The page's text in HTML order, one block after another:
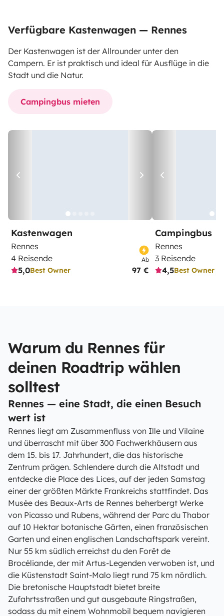
Verfügbare Kastenwagen — Rennes
Der Kastenwagen ist der Allrounder unter den
Campern. Er ist praktisch und ideal für Ausflüge in die
Stadt und die Natur.
Campingbus mieten
Kastenwagen
Rennes
4 Reisende
5,0Best Owner
Ab
97 €
Campingbus
Rennes
3 Reisende
4,5Best Owner
Warum du Rennes für
deinen Roadtrip wählen
solltest
Rennes — eine Stadt, die einen Besuch
wert ist
Rennes liegt am Zusammenfluss von Ille und Vilaine
und überrascht mit über 300 Fachwerkhäusern aus
dem 15. bis 17. Jahrhundert, die das historische
Zentrum prägen. Schlendere durch die Altstadt und
entdecke die Place des Lices, auf der jeden Samstag
einer der größten Märkte Frankreichs stattfindet. Das
Musée des Beaux-Arts de Rennes beherbergt Werke
von Picasso und Rubens, während der Parc du Thabor
auf 10 Hektar botanische Gärten, einen französischen
Garten und einen englischen Landschaftspark vereint.
Nur 55 km südlich erreichst du den Forêt de
Brocéliande, der mit Artus-Legenden verwoben ist, und
die Küstenstadt Saint-Malo liegt rund 75 km nördlich.
Die bretonische Hauptstadt bietet breite
Zufahrtsstraßen und gut ausgebaute Ringstraßen,
sodass du mit einem Wohnmobil bequem navigieren